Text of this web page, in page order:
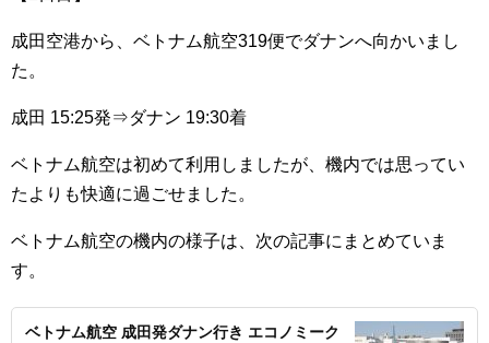
成田空港から、ベトナム航空319便でダナンへ向かいまし
た。
成田 15:25発⇒ダナン 19:30着
ベトナム航空は初めて利用しましたが、機内では思ってい
たよりも快適に過ごせました。
ベトナム航空の機内の様子は、次の記事にまとめていま
す。
ベトナム航空 成田発ダナン行き エコノミーク